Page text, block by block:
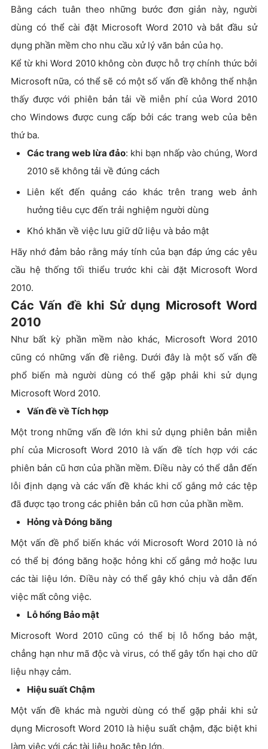
Bằng cách tuân theo những bước đơn giản này, người
dùng có thể cài đặt Microsoft Word 2010 và bắt đầu sử
dụng phần mềm cho nhu cầu xử lý văn bản của họ.
Kể từ khi Word 2010 không còn được hỗ trợ chính thức bởi
Microsoft nữa, có thể sẽ có một số vấn đề không thể nhận
thấy được với phiên bản tải về miễn phí của Word 2010
cho Windows được cung cấp bởi các trang web của bên
thứ ba.
Các trang web lừa đảo: khi bạn nhấp vào chúng, Word
2010 sẽ không tải về đúng cách
Liên kết đến quảng cáo khác trên trang web ảnh
hưởng tiêu cực đến trải nghiệm người dùng
Khó khăn về việc lưu giữ dữ liệu và bảo mật
Hãy nhớ đảm bảo rằng máy tính của bạn đáp ứng các yêu
cầu hệ thống tối thiểu trước khi cài đặt Microsoft Word
2010.
Các Vấn đề khi Sử dụng Microsoft Word
2010
Như bất kỳ phần mềm nào khác, Microsoft Word 2010
cũng có những vấn đề riêng. Dưới đây là một số vấn đề
phổ biến mà người dùng có thể gặp phải khi sử dụng
Microsoft Word 2010.
Vấn đề về Tích hợp
Một trong những vấn đề lớn khi sử dụng phiên bản miễn
phí của Microsoft Word 2010 là vấn đề tích hợp với các
phiên bản cũ hơn của phần mềm. Điều này có thể dẫn đến
lỗi định dạng và các vấn đề khác khi cố gắng mở các tệp
đã được tạo trong các phiên bản cũ hơn của phần mềm.
Hỏng và Đóng băng
Một vấn đề phổ biến khác với Microsoft Word 2010 là nó
có thể bị đóng băng hoặc hỏng khi cố gắng mở hoặc lưu
các tài liệu lớn. Điều này có thể gây khó chịu và dẫn đến
việc mất công việc.
Lỗ hổng Bảo mật
Microsoft Word 2010 cũng có thể bị lỗ hổng bảo mật,
chẳng hạn như mã độc và virus, có thể gây tổn hại cho dữ
liệu nhạy cảm.
Hiệu suất Chậm
Một vấn đề khác mà người dùng có thể gặp phải khi sử
dụng Microsoft Word 2010 là hiệu suất chậm, đặc biệt khi
làm việc với các tài liệu hoặc tệp lớn.